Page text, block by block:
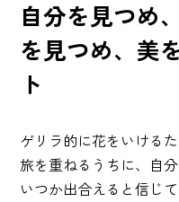
自分を見つめ
を見つめ、美
ト
ゲリラ的に花をいける
旅を重ねるうちに、自
いつか出合えると信じて